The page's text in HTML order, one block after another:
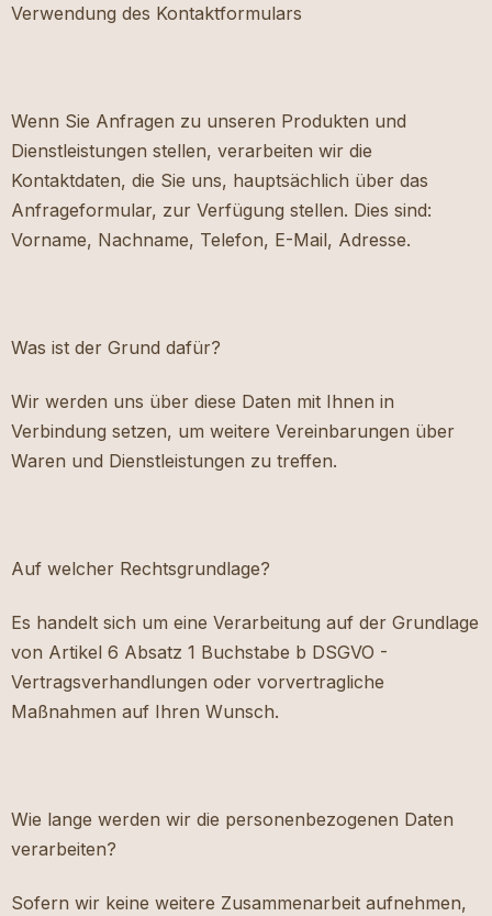
Verwendung des Kontaktformulars
Wenn Sie Anfragen zu unseren Produkten und
Dienstleistungen stellen, verarbeiten wir die
Kontaktdaten, die Sie uns, hauptsächlich über das
Anfrageformular, zur Verfügung stellen. Dies sind:
Vorname, Nachname, Telefon, E-Mail, Adresse.
Was ist der Grund dafür?
Wir werden uns über diese Daten mit Ihnen in
Verbindung setzen, um weitere Vereinbarungen über
Waren und Dienstleistungen zu treffen.
Auf welcher Rechtsgrundlage?
Es handelt sich um eine Verarbeitung auf der Grundlage
von Artikel 6 Absatz 1 Buchstabe b DSGVO -
Vertragsverhandlungen oder vorvertragliche
Maßnahmen auf Ihren Wunsch.
Wie lange werden wir die personenbezogenen Daten
verarbeiten?
Sofern wir keine weitere Zusammenarbeit aufnehmen,